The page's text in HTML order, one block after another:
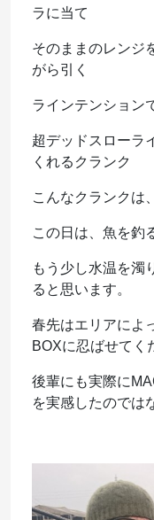
ラに当て
そのままのレンジ
がら引く
ラインテンション
超デッドスローラ
くれるクランク
こんなクランクは
この日は、魚を釣
もう少し水温を濁
ると思います。
春先はエリアによ
BOXに忍ばせてく
後輩にも実際に
を実感したのでは